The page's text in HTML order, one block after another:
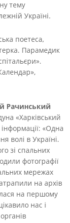
тему
Україні.
поетеса,
Парамедик
Рачинський
«Харківський
«Одна
волі в Україні.
зі спальних
фотографії
мережах
на архів
на першому
нас і